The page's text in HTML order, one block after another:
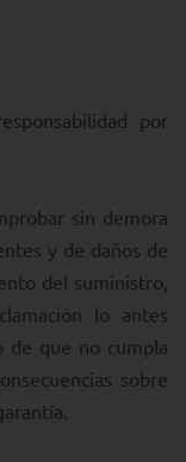
por
sin demora
y de daños de
del suministro,
lo antes
de que no cumpla
sobre